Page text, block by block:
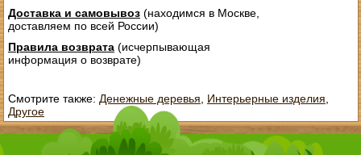
Доставка и самовывоз(находимся в Москве,
доставляем по всей России)
Правила возврата(исчерпывающая
информация о возврате)
Смотрите также: Денежные деревья Интерьерные изделия
Другое